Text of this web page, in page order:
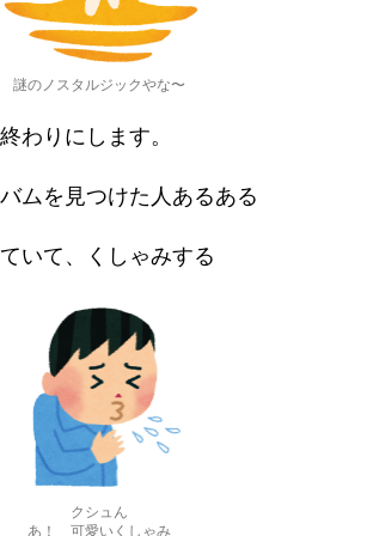
謎のノスタルジックやな〜
わりにします。
ムを見つけた人あるある
いて、くしゃみする
クシュん
あ！ 可愛いくしゃみ